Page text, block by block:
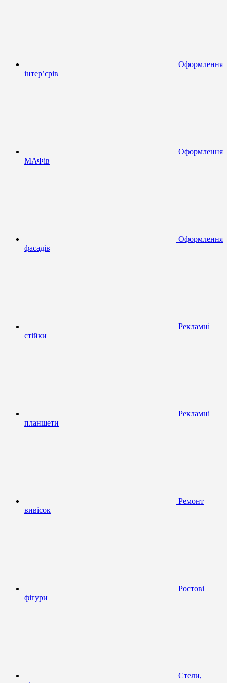
Оформлення
інтер’єрів
Оформлення
МАФів
Оформлення
фасадів
Рекламні
стійки
Рекламні
планшети
Ремонт
вивісок
Ростові
фігури
Стели,